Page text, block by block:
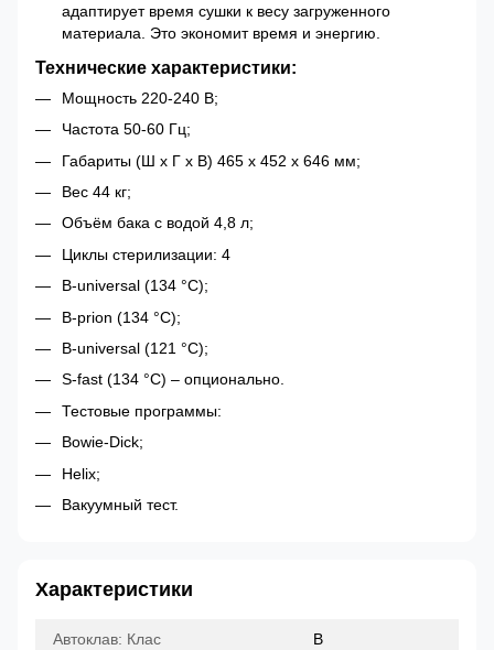
адаптирует время сушки к весу загруженного
материала. Это экономит время и энергию.
Технические характеристики:
Мощность 220-240 В;
Частота 50-60 Гц;
Габариты (Ш х Г х В) 465 х 452 х 646 мм;
Вес 44 кг;
Объём бака с водой 4,8 л;
Циклы стерилизации: 4
B-universal (134 °C);
B-prion (134 °C);
B-universal (121 °C);
S-fast (134 °C) – опционально.
Тестовые программы:
Bowie-Dick;
Helix;
Вакуумный тест.
Характеристики
Автоклав: Клас B